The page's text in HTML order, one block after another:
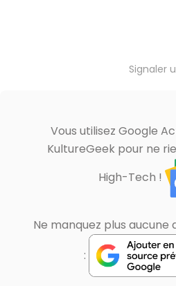
Signaler
Vous utilisez Google
KultureGeek pour ne
High-Tech !
Ne manquez plus aucune
: